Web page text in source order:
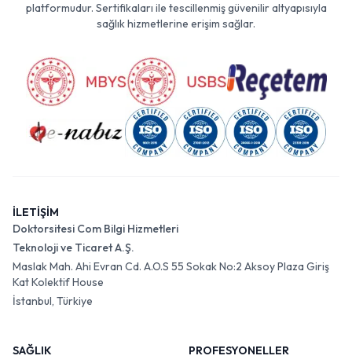
platformudur. Sertifikaları ile tescillenmiş güvenilir altyapısıyla
sağlık hizmetlerine erişim sağlar.
İLETİŞİM
Doktorsitesi Com Bilgi Hizmetleri
Teknoloji ve Ticaret A.Ş.
Maslak Mah. Ahi Evran Cd. A.O.S 55 Sokak No:2 Aksoy Plaza Giriş
Kat Kolektif House
İstanbul, Türkiye
SAĞLIK
PROFESYONELLER